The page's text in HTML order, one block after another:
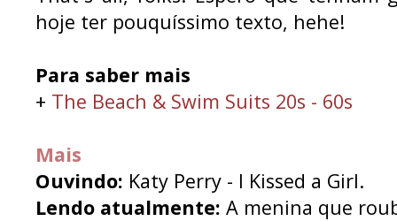
hoje ter pouquíssimo texto, hehe!
Para saber mais
+ The Beach & Swim Suits 20s - 60s
Mais
Ouvindo: Katy Perry - I Kissed a Girl.
Lendo atualmente: A menina que